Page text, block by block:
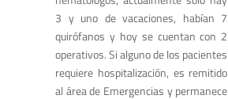
3 y uno de vacaciones, habían 7
quirófanos y hoy se cuentan con 2
operativos. Si alguno de los pacientes
requiere hospitalización, es remitido
al área de Emergencias y permanece